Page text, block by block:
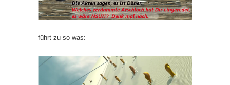
führt zu so was: